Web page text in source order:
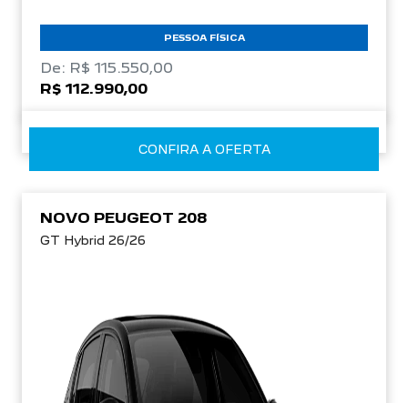
PESSOA FÍSICA
De: R$ 115.550,00
R$ 112.990,00
CONFIRA A OFERTA
NOVO PEUGEOT 208
GT Hybrid 26/26